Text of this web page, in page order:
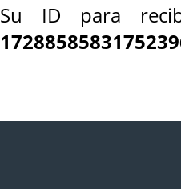
Su ID para